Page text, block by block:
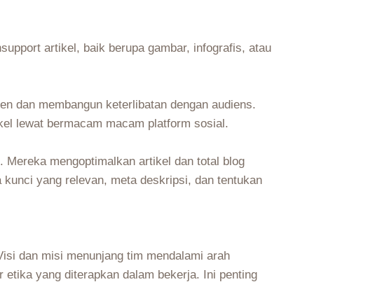
artikel, baik berupa gambar, infografis, atau
dan membangun keterlibatan dengan audiens.
lewat bermacam macam platform sosial.
mengoptimalkan artikel dan total blog
yang relevan, meta deskripsi, dan tentukan
dan misi menunjang tim mendalami arah
etika yang diterapkan dalam bekerja. Ini penting